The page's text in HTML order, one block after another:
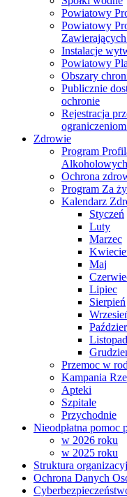
Powiatowy
Powiatowy
Instalacje
Powiatowy
Obszary
Publicznie
ochronie
Rejestracja
Zdrowie
Program
Alkoholowych
Ochrona
Program Za
Kalendarz
Styczeń
Luty
Marzec
Maj
Lipiec
Sierpień
Listopad
Przemoc w
Kampania
Apteki
Szpitale
Przychodnie
Nieodpłatna
w 2026 roku
w 2025 roku
Struktura
Ochrona Danych